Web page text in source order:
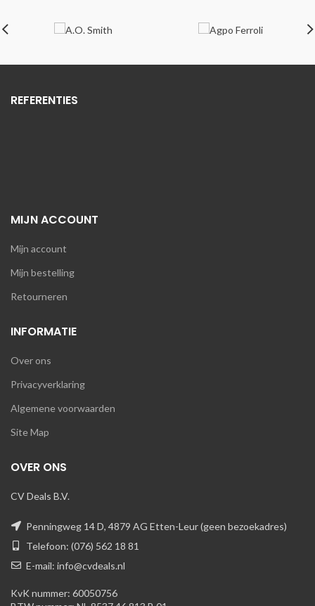
REFERENTIES
MIJN ACCOUNT
Mijn account
Mijn bestelling
Retourneren
INFORMATIE
Over ons
Privacyverklaring
Algemene voorwaarden
Site Map
OVER ONS
CV Deals B.V.
Penningweg 14 D, 4879 AG Etten-Leur (geen bezoekadres)
Telefoon: (076) 562 18 81
E-mail: info@cvdeals.nl
KvK nummer: 60050756